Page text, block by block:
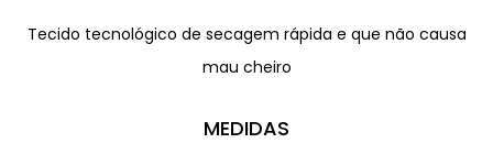
Tecido tecnológico de secagem rápida e que não causa
mau cheiro
MEDIDAS